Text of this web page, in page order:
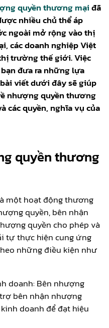
quyền thương mạiđã
nhiều chủ thể áp
ngoài mở rộng vào thị
các doanh nghiệp Việt
trường thế giới. Việc
đưa ra những lựa
viết dưới đây sẽ giúp
nhượng quyền thương
các quyền, nghĩa vụ của
quyền thương
một hoạt động thương
quyền, bên nhận
quyền cho phép và
tự thực hiện cung ứng
những điều kiện như
doanh: Bên nhượng
bên nhận nhượng
doanh để đạt hiệu